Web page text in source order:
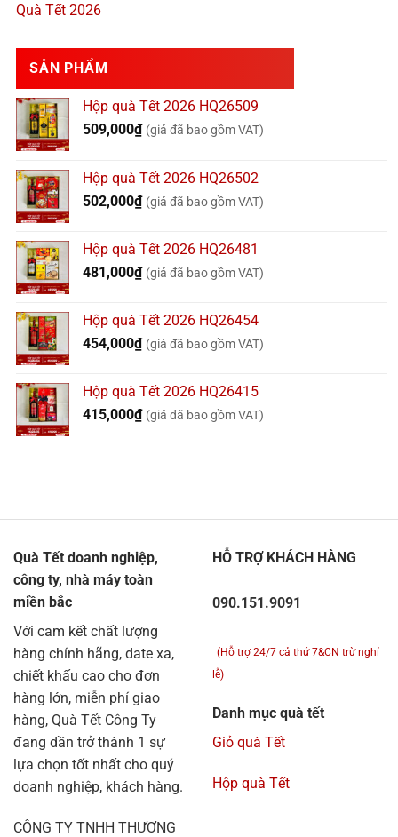
Quà Tết 2026
SẢN PHẨM
Hộp quà Tết 2026 HQ26509
509,000₫ (giá đã bao gồm VAT)
Hộp quà Tết 2026 HQ26502
502,000₫ (giá đã bao gồm VAT)
Hộp quà Tết 2026 HQ26481
481,000₫ (giá đã bao gồm VAT)
Hộp quà Tết 2026 HQ26454
454,000₫ (giá đã bao gồm VAT)
Hộp quà Tết 2026 HQ26415
415,000₫ (giá đã bao gồm VAT)
Quà Tết doanh nghiệp,
công ty, nhà máy toàn
miền bắc
Với cam kết chất lượng
hàng chính hãng, date xa,
chiết khấu cao cho đơn
hàng lớn, miễn phí giao
hàng, Quà Tết Công Ty
đang dần trở thành 1 sự
lựa chọn tốt nhất cho quý
doanh nghiệp, khách hàng.
CÔNG TY TNHH THƯƠNG
HỖ TRỢ KHÁCH HÀNG
090.151.9091
(Hỗ trợ 24/7 cả thứ 7&CN trừ nghỉ
lễ)
Danh mục quà tết
Giỏ quà Tết
Hộp quà Tết